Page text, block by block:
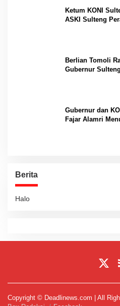
Ketum KONI
ASKI Sulteng
Berlian Tomoli
Gubernur
Gubernur dan
Fajar Alamri
Berita
Halo
Copyright © Deadlinews.com | All